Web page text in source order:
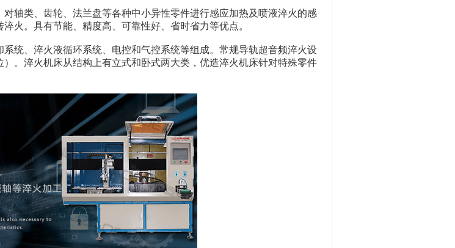
对轴类、齿轮、法兰盘等各种中小异性零件进行感应加热及喷液淬火的感
火。具有节能、精度高、可靠性好、省时省力等优点。
统、淬火液循环系统、电控和气控系统等组成。常规导轨超音频淬火设
。淬火机床从结构上有立式和卧式两大类， 优造淬火机床针对特殊零件